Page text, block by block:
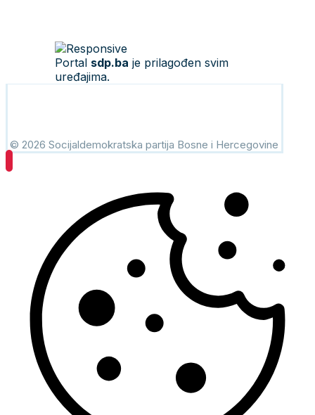
Portal sdp.ba je prilagođen svim
uređajima.
© 2026 Socijaldemokratska partija Bosne i Hercegovine